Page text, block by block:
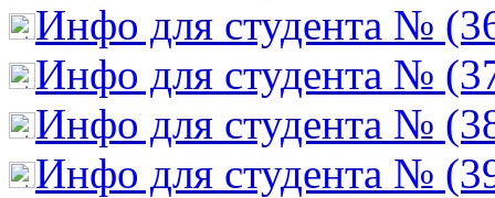
Инфо для студента №
Инфо для студента №
Инфо для студента №
Инфо для студента №